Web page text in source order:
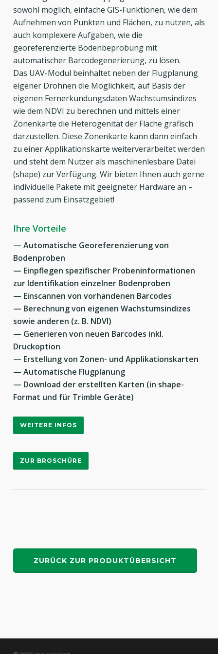
Ertragssteigerungen durch
teilflächenspezifische Grunddüngung
Modul Maisaussaat
Optimierte teilflächenspezifische Aussaatstärke
unter Berücksichtigung betriebsspezifischer
Angaben
Modul Freie Anwendungsplanung
Schnell und einfach teilflächenspezifisch
arbeiten!
Modul RTK
Hohe Genauigkeit und individuelle Flexibilität
durch moderne Technik
Modul myRTKbase
Eigenes RTK-Signal vermarkten und online
verwalten
Modul geoTRAX Fahrspurplanung
Schlagformen
HIER GEHT ES ZUM FARMINFO WEBPORTAL!
betrieblichen Daten teilen und analysieren, um
daraus die zur Optimierung Ihrer Produktion
nötigen Applikationskarten zu erstellen. Im
Flottenmanagement lassen sich Fuhrparkbestand,
Aktivitäten und Wartungsintervalle in Echtzeit
abrufen und verwalten. Durch die Bildverarbeitung
lassen sich auch aus Satelliten-, Drohnen- und
Fernerkundungsbildern der Bestände problemlos
Applikationskarten erstellen. Durch die
Überlagerung verschiedener Kartenebenen stehen
dem Nutzer aussagekräftige Analysemöglichkeiten
für präzisere Entscheidungen zur Verfügung.
Ihre Vorteile
—Einfache Verwaltung von Aufgaben, Erfassung
und Verteilung von Daten, Analysen und
— Kompatibel mit fremden Datentypen für
— Optimale Maschinenauslastung mit
detaillierten Einsatzberichten
Diese Plandaten dienen als Grundlage für GPS-
Systeme, die Traktoren und Sämaschinen
automatisch lenken und steuern können. Bei der
Saat können so Spuren ausgelassen werden. Auch
bei schlechten Sichtbedingungen kann die Aussaat
fortgesetzt und abgeschlossen werden. Dank der
angelegten Fahrspuren ist das Anlegen und Pflegen
von Wegen ebenfalls automatisch mit einer
Genauigkeit von 2,5 cm möglich. Zusätzlich können
Lenksysteme bei der Aussaat die Sämaschine beim
Einfahren in die Parzelle automatisch auslösen. Das
Markieren der Wege entfällt somit komplett.
Ihre Vorteile
— Ausrichten von Versuchsblöcken an
— Einlesen von Shape-Dateien wie z.B.
Koordinatensystem
— Anlegen von Fahrspuren für Aussaat und die
Pflege von Zwischenwegen
— Einlesen von Boden- und Ertragsdaten
— Anlegen und Platzieren von Versuchsblöcken in
Echtweltkoordinaten
ZUR BROSCHÜRE
sowohl möglich, einfache GIS-Funktionen, wie dem
Aufnehmen von Punkten und Flächen, zu nutzen, als
auch komplexere Aufgaben, wie die
georeferenzierte Bodenbeprobung mit
automatischer Barcodegenerierung, zu lösen.
Das UAV-Modul beinhaltet neben der Flugplanung
eigener Drohnen die Möglichkeit, auf Basis der
eigenen Fernerkundungsdaten Wachstumsindizes
wie dem NDVI zu berechnen und mittels einer
Zonenkarte die Heterogenität der Fläche grafisch
darzustellen. Diese Zonenkarte kann dann einfach
zu einer Applikationskarte weiterverarbeitet werden
und steht dem Nutzer als maschinenlesbare Datei
(shape) zur Verfügung. Wir bieten Ihnen auch gerne
individuelle Pakete mit geeigneter Hardware an –
passend zum Einsatzgebiet!
Ihre Vorteile
— Automatische Georeferenzierung von
Bodenproben
— Einpflegen spezifischer Probeninformationen
zur Identifikation einzelner Bodenproben
— Einscannen von vorhandenen Barcodes
— Berechnung von eigenen Wachstumsindizes
sowie anderen (z. B. NDVI)
— Generieren von neuen Barcodes inkl.
Druckoption
— Erstellung von Zonen- und Applikationskarten
— Automatische Flugplanung
— Download der erstellten Karten (in shape-
Format und für Trimble Geräte)
WEITERE INFOS
ZUR BROSCHÜRE
ZURÜCK ZUR PRODUKTÜBERSICHT